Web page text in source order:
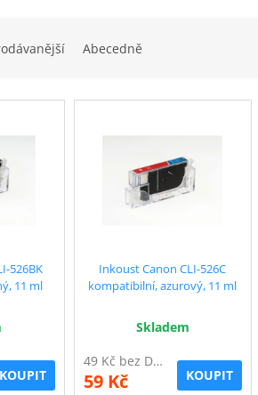
Abecedně
526BK
11 ml
KOUPIT
Inkoust Canon CLI-526C
kompatibilní, azurový, 11 ml
Skladem
49 Kč bez DPH
59 Kč KOUPIT